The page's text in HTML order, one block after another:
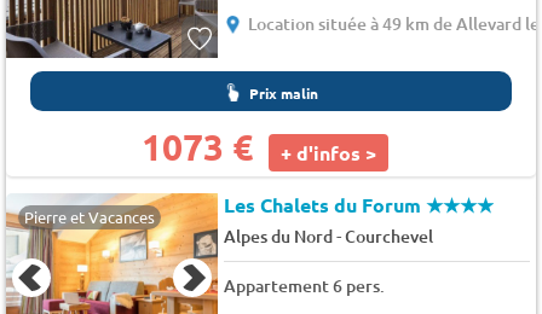
Location située à 49 km de Allevard
Prix malin
1073 € + d'infos >
Pierre et Vacances Les Chalets du Forum★★★★
Alpes du Nord-Courchevel
Appartement 6 pers.